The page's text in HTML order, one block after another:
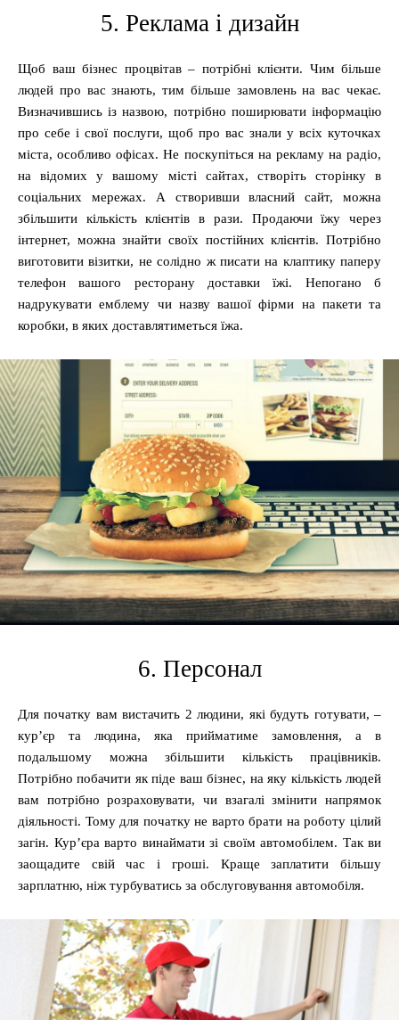
5. Реклама і дизайн
Щоб ваш бізнес процвітав – потрібні клієнти. Чим більше
людей про вас знають, тим більше замовлень на вас чекає.
Визначившись із назвою, потрібно поширювати інформацію
про себе і свої послуги, щоб про вас знали у всіх куточках
міста, особливо офісах. Не поскупіться на рекламу на радіо,
на відомих у вашому місті сайтах, створіть сторінку в
соціальних мережах. А створивши власний сайт, можна
збільшити кількість клієнтів в рази. Продаючи їжу через
інтернет, можна знайти своїх постійних клієнтів. Потрібно
виготовити візитки, не солідно ж писати на клаптику паперу
телефон вашого ресторану доставки їжі. Непогано б
надрукувати емблему чи назву вашої фірми на пакети та
коробки, в яких доставлятиметься їжа.
6. Персонал
Для початку вам вистачить 2 людини, які будуть готувати, –
кур’єр та людина, яка прийматиме замовлення, а в
подальшому можна збільшити кількість працівників.
Потрібно побачити як піде ваш бізнес, на яку кількість людей
вам потрібно розраховувати, чи взагалі змінити напрямок
діяльності. Тому для початку не варто брати на роботу цілий
загін. Кур’єра варто винаймати зі своїм автомобілем. Так ви
заощадите свій час і гроші. Краще заплатити більшу
зарплатню, ніж турбуватись за обслуговування автомобіля.